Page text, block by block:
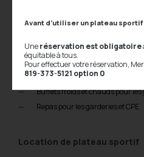
Notre restaurant-maison Le
chaudrons.Notre nutritionniste
Boîtes à lunch individuelles
Buffets froids et chauds pour les
Repas pour les garderies et CPE
Location de plateau sportif
Avant d’utiliser un plateau sportif
Uneréservation est obligatoire
équitable à tous.
Pour effectuer votre réservation,
819-373-5121 option 0